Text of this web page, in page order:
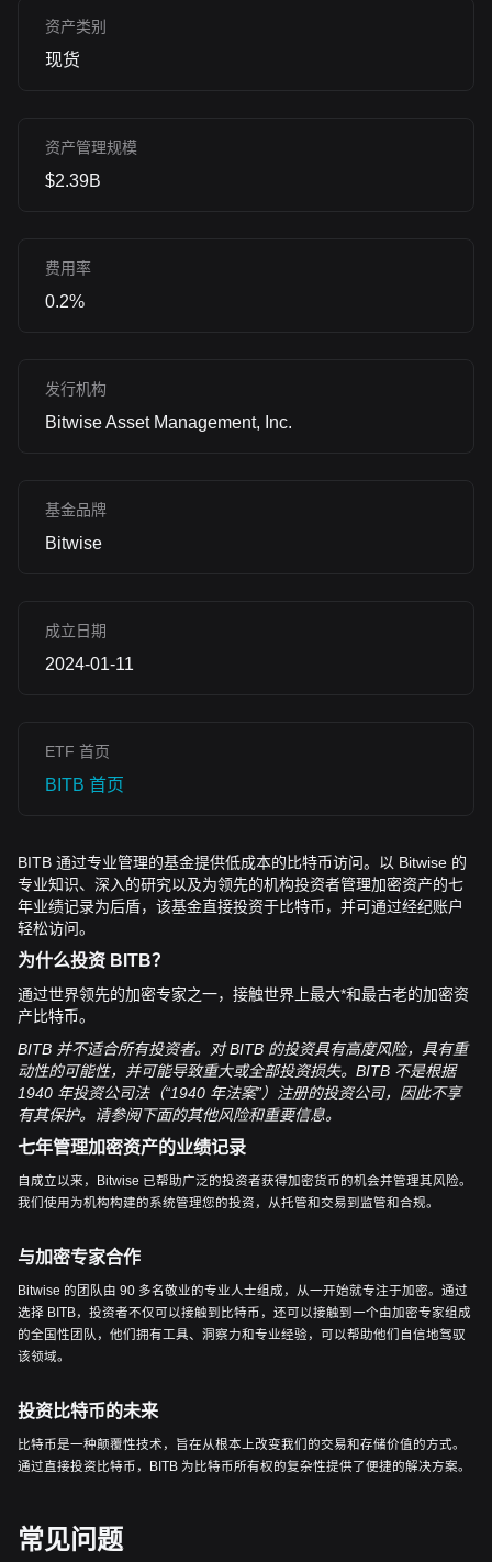
资产类别
现货
资产管理规模
$2.39B
费用率
0.2%
发行机构
Bitwise Asset Management, Inc.
基金品牌
Bitwise
成立日期
2024-01-11
ETF 首页
BITB 首页
BITB 通过专业管理的基金提供低成本的比特币访问。以 Bitwise 的
专业知识、深入的研究以及为领先的机构投资者管理加密资产的七
年业绩记录为后盾，该基金直接投资于比特币，并可通过经纪账户
轻松访问。
为什么投资 BITB？
通过世界领先的加密专家之一，接触世界上最大*和最古老的加密资
产比特币。
BITB 并不适合所有投资者。对 BITB 的投资具有高度风险，具有重
动性的可能性，并可能导致重大或全部投资损失。BITB 不是根据
1940 年投资公司法（“1940 年法案”）注册的投资公司，因此不享
有其保护。请参阅下面的其他风险和重要信息。
七年管理加密资产的业绩记录
自成立以来，Bitwise 已帮助广泛的投资者获得加密货币的机会并管理其风险。
我们使用为机构构建的系统管理您的投资，从托管和交易到监管和合规。
与加密专家合作
Bitwise 的团队由 90 多名敬业的专业人士组成，从一开始就专注于加密。通过
选择 BITB，投资者不仅可以接触到比特币，还可以接触到一个由加密专家组成
的全国性团队，他们拥有工具、洞察力和专业经验，可以帮助他们自信地驾驭
该领域。
投资比特币的未来
比特币是一种颠覆性技术，旨在从根本上改变我们的交易和存储价值的方式。
通过直接投资比特币，BITB 为比特币所有权的复杂性提供了便捷的解决方案。
常见问题